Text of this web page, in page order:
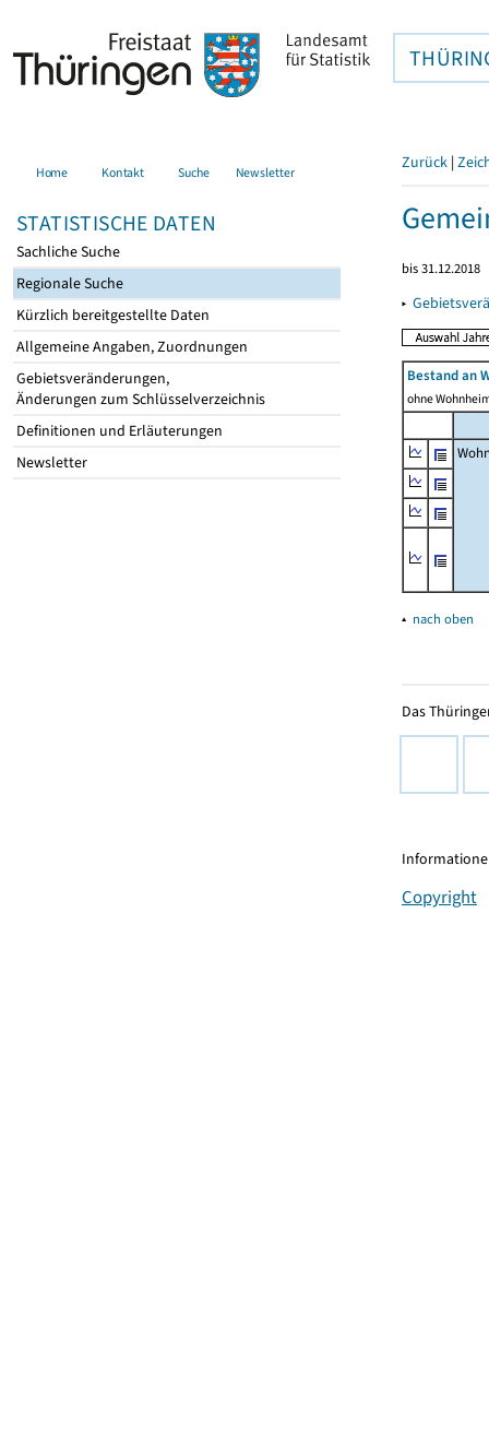
Home Kontakt Suche Newsletter
STATISTISCHE DATEN
Sachliche Suche
Regionale Suche
Kürzlich bereitgestellte Daten
Allgemeine Angaben, Zuordnungen
Gebietsveränderungen,
Änderungen zum Schlüsselverzeichnis
Definitionen und Erläuterungen
Newsletter
Zurück |
bis 31.12.2018
▸
Bestand an
ohne
▴ nach oben
Das
Copyright